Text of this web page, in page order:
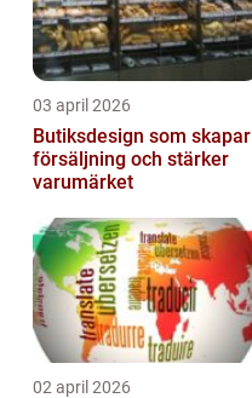
03 april 2026
Butiksdesign som skapar
försäljning och stärker
varumärket
02 april 2026